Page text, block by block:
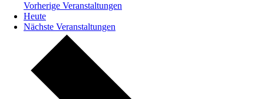
Vorherige Veranstaltungen
Heute
Nächste Veranstaltungen